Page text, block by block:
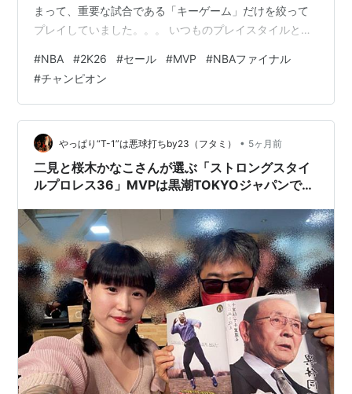
まって、重要な試合である「キーゲーム」だけを絞って
プレイしていました。。。 いつものプレイスタイルと最
PG（ポイントガード）にして、3PT（3ポイントシュー
ト）も積極的に狙っていくスタイルで開始しました。 い
わゆる、私のいつものお決まりのプレイスタイルです
ね。 最初にプレイした時から「今回は3PTが入りやすい
な」と感じていたのですが、その印象は最後まで変わり
ませんでした。スキルを上げると…
#NBA #2K26 #セール #MVP #NBAファイナル
#チャンピオン
やっぱり“T-1”は悪球打ちby23（フタミ） • 5ヶ月前
二見と桜木かなこさんが選ぶ「ストロングスタイ
ルプロレス36」MVPは黒潮TOKYOジャパンで初
窓際のペアカウンター席は景色が良い